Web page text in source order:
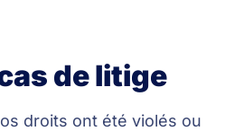
de litige
droits ont été violés ou